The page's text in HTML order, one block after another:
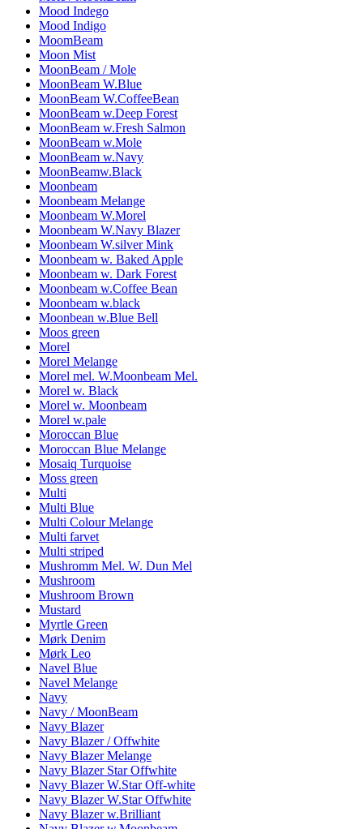
Mood Indego
Mood Indigo
MoomBeam
Moon Mist
MoonBeam / Mole
MoonBeam W.Blue
MoonBeam W.CoffeeBean
MoonBeam w.Deep Forest
MoonBeam w.Fresh Salmon
MoonBeam w.Mole
MoonBeam w.Navy
MoonBeamw.Black
Moonbeam
Moonbeam Melange
Moonbeam W.Morel
Moonbeam W.Navy Blazer
Moonbeam W.silver Mink
Moonbeam w. Baked Apple
Moonbeam w. Dark Forest
Moonbeam w.Coffee Bean
Moonbeam w.black
Moonbean w.Blue Bell
Moos green
Morel
Morel Melange
Morel mel. W.Moonbeam Mel.
Morel w. Black
Morel w. Moonbeam
Morel w.pale
Moroccan Blue
Moroccan Blue Melange
Mosaiq Turquoise
Moss green
Multi
Multi Blue
Multi Colour Melange
Multi farvet
Multi striped
Mushromm Mel. W. Dun Mel
Mushroom
Mushroom Brown
Mustard
Myrtle Green
Mørk Denim
Mørk Leo
Navel Blue
Navel Melange
Navy
Navy / MoonBeam
Navy Blazer
Navy Blazer / Offwhite
Navy Blazer Melange
Navy Blazer Star Offwhite
Navy Blazer W.Star Off-white
Navy Blazer W.Star Offwhite
Navy Blazer w.Brilliant